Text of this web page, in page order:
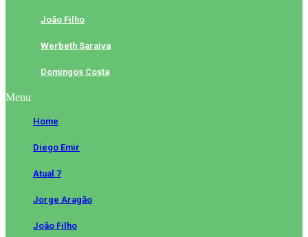
João Filho
Werbeth Saraiva
Domingos Costa
Menu
Home
Diego Emir
Atual 7
Jorge Aragão
João Filho